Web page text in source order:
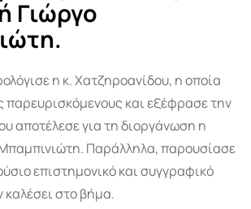
Γιώργο
η κ. Χατζηροανίδου, η οποία
παρευρισκόμενους και εξέφρασε την
αποτέλεσε για τη διοργάνωση η
Παράλληλα, παρουσίασε
επιστημονικό και συγγραφικό
καλέσει στο βήμα.